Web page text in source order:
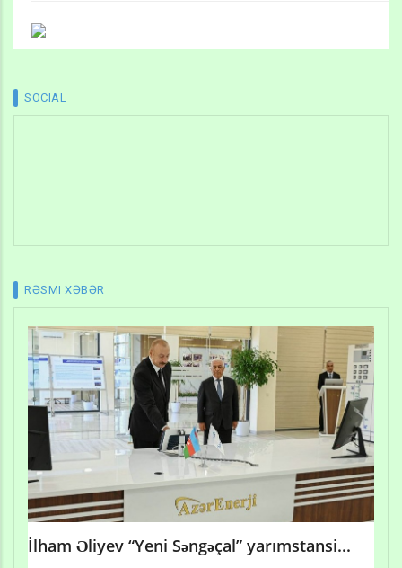
SOCIAL
RƏSMI XƏBƏR
İlham Əliyev “Yeni Səngəçal” yarımstansi...